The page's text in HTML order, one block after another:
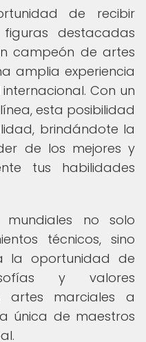
de recibir
destacadas
campeón de artes
amplia experiencia
Con un
esta posibilidad
brindándote la
de los mejores y
tus habilidades
no solo
técnicos, sino
la oportunidad de
y valores
artes marciales a
única de maestros